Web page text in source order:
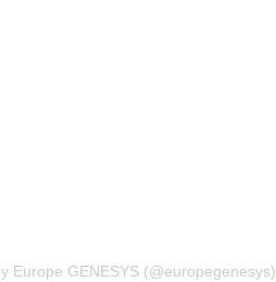
Europe GENESYS (@europegenesys)